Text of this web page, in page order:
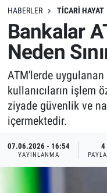
HABERLER TICARI HAYAT
Bankalar
Neden
ATM'lerde
kullanıcıların işlem
ziyade güvenlik ve
içermektedir.
07.06.2026 - 16:54
YAYINLANMA
4